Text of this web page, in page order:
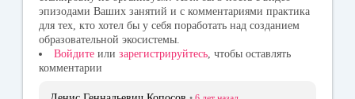
эпизодами Ваших занятий и с комментариями практика
для тех, кто хотел бы у себя поработать над созданием
образовательной экосистемы.
Войдите или зарегистрируйтесь, чтобы оставлять
комментарии